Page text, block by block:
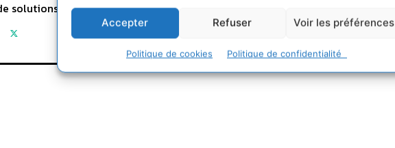
Accepter Refuser Voir les préférences
Politique de cookies Politique de confidentialité
solutions écologiques et sociales en Occitanie.